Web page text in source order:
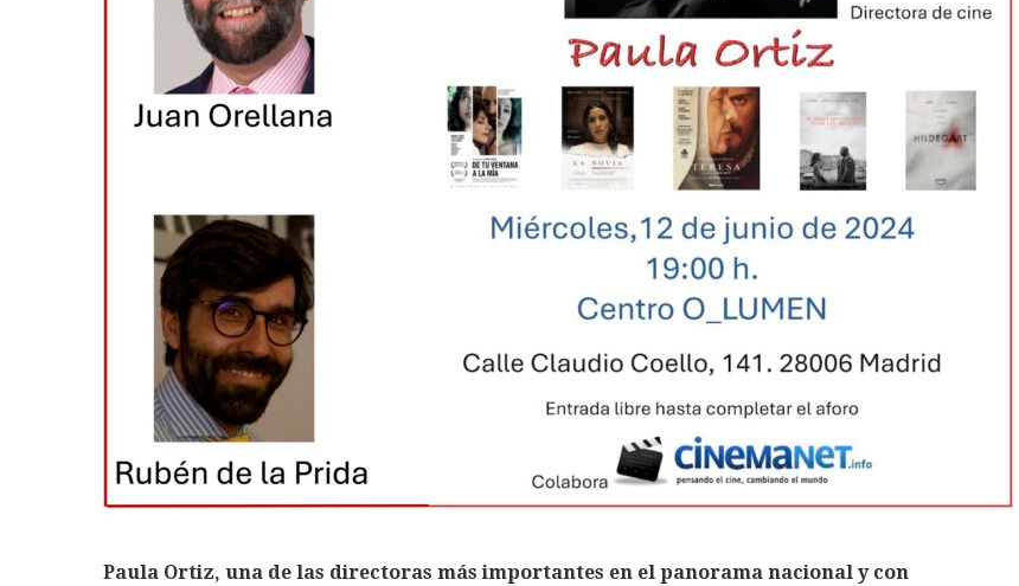
Paula Ortiz, una de las directoras más importantes en el panorama nacional y con